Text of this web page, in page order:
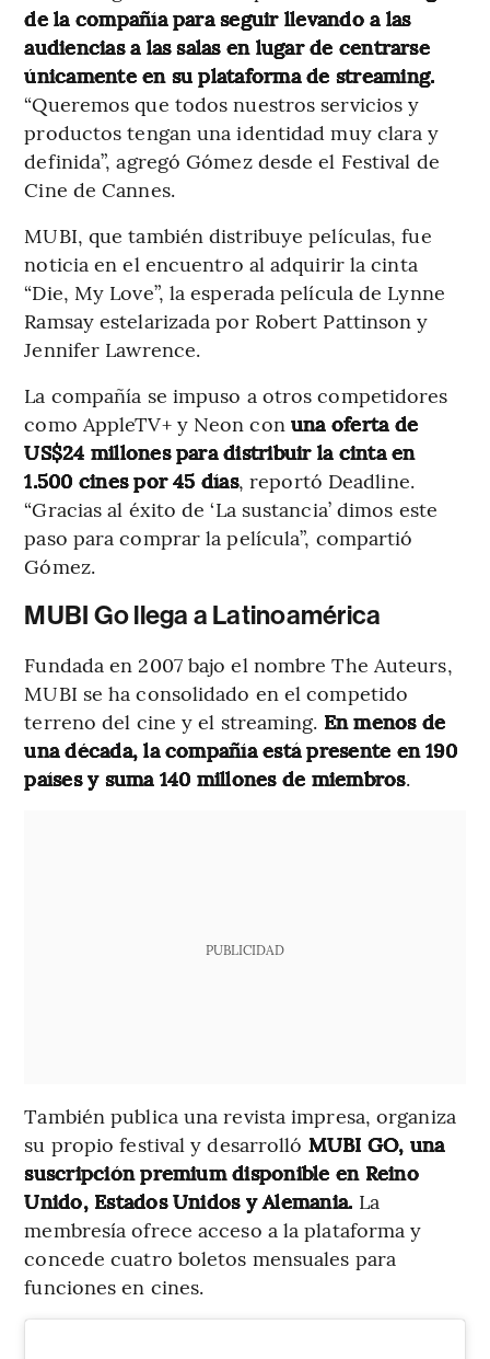
de la compañía para seguir llevando a las
audiencias a las salas en lugar de centrarse
únicamente en su plataforma de streaming.
“Queremos que todos nuestros servicios y
productos tengan una identidad muy clara y
definida”, agregó Gómez desde el Festival de
Cine de Cannes.
MUBI, que también distribuye películas, fue
noticia en el encuentro al adquirir la cinta
“Die, My Love”, la esperada película de Lynne
Ramsay estelarizada por Robert Pattinson y
Jennifer Lawrence.
La compañía se impuso a otros competidores
como AppleTV+ y Neon con una oferta de
US$24 millones para distribuir la cinta en
1.500 cines por 45 días, reportó Deadline.
“Gracias al éxito de ‘La sustancia’ dimos este
paso para comprar la película”, compartió
Gómez.
MUBI Go llega a Latinoamérica
Fundada en 2007 bajo el nombre The Auteurs,
MUBI se ha consolidado en el competido
terreno del cine y el streaming. En menos de
una década, la compañía está presente en 190
países y suma 140 millones de miembros.
PUBLICIDAD
También publica una revista impresa, organiza
su propio festival y desarrolló MUBI GO, una
suscripción premium disponible en Reino
Unido, Estados Unidos y Alemania. La
membresía ofrece acceso a la plataforma y
concede cuatro boletos mensuales para
funciones en cines.